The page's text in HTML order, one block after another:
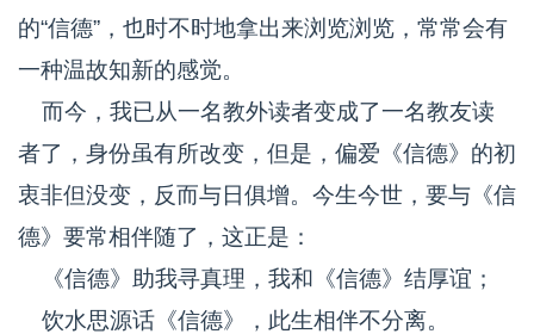
的“信德”，也时不时地拿出来浏览浏览，常常会有
一种温故知新的感觉。
而今，我已从一名教外读者变成了一名教友读
者了，身份虽有所改变，但是，偏爱《信德》的初
衷非但没变，反而与日俱增。今生今世，要与《信
德》要常相伴随了，这正是：
《信德》助我寻真理，我和《信德》结厚谊；
饮水思源话《信德》，此生相伴不分离。